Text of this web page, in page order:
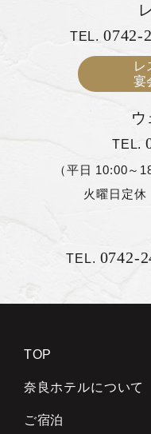
TEL. 0742-
レ
宴
TEL.
（平日 10:00～
火曜日定休
TEL. 0742-
TOP
奈良ホテルについて
ご宿泊